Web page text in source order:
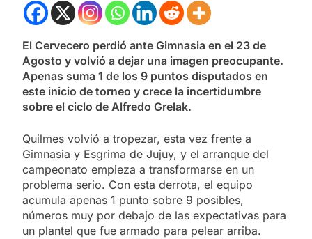
El Cervecero perdió ante Gimnasia en el 23 de
Agosto y volvió a dejar una imagen preocupante.
Apenas suma 1 de los 9 puntos disputados en
este inicio de torneo y crece la incertidumbre
sobre el ciclo de Alfredo Grelak.
Quilmes volvió a tropezar, esta vez frente a
Gimnasia y Esgrima de Jujuy, y el arranque del
campeonato empieza a transformarse en un
problema serio. Con esta derrota, el equipo
acumula apenas 1 punto sobre 9 posibles,
números muy por debajo de las expectativas para
un plantel que fue armado para pelear arriba.